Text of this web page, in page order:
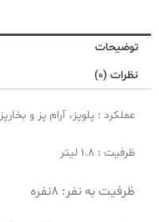
181
تفتان
عدد
توضیحات
نظرات (0)
عملکرد : پلوپز، آرام پز و بخارپز
ظرفیت : 1.8 لیتر
ظرفیت به نفر: 8نفره